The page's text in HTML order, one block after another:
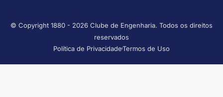
© Copyright 1880 - 2026 Clube de Engenharia. Todos os direitos
reservados
Política de PrivacidadeTermos de Uso